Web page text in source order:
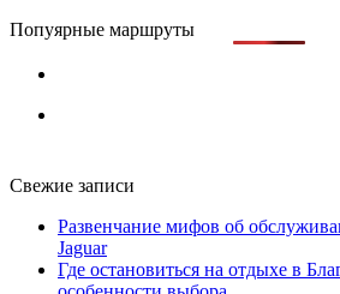
Попуярные маршруты
Свежие записи
Развенчание мифов об
Jaguar
Где остановиться на отдыхе в